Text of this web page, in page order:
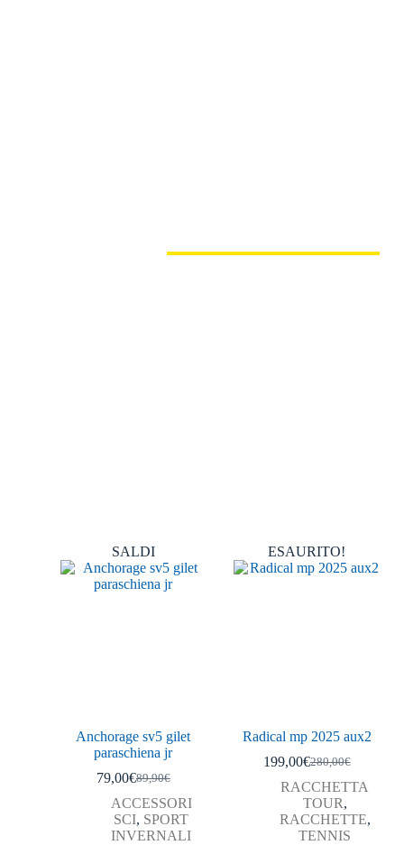
SALDI
Anchorage sv5 gilet
paraschiena jr
89,90€
79,00€
ACCESSORI
SCI, SPORT
INVERNALI
ESAURITO!
Radical mp 2025 aux2
280,00€
199,00€
RACCHETTA
TOUR,
RACCHETTE,
TENNIS